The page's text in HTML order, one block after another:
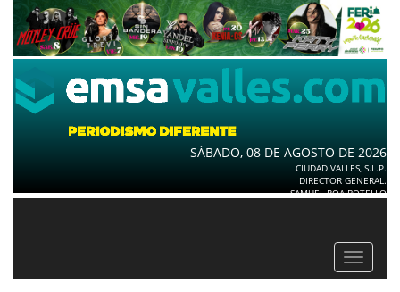
SÁBADO, 08 DE AGOSTO DE 2026
CIUDAD VALLES, S.L.P.
DIRECTOR GENERAL.
SAMUEL ROA BOTELLO
Toggle